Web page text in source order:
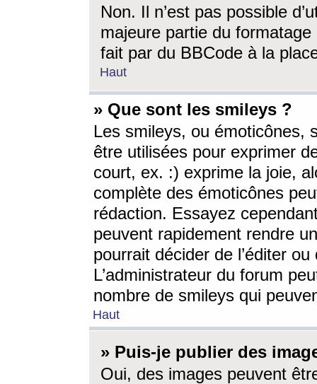
Non. Il n’est pas possible
majeure partie du
fait par du BBCode à la
Haut
» Que sont les smileys ?
Les smileys, ou émoticônes,
être utilisées pour exprimer
court, ex. :) exprime la joie,
complète des émoticônes
rédaction. Essayez
peuvent rapidement rendre
pourrait décider de l’éditer
L’administrateur du forum
nombre de smileys qui
Haut
» Puis-je publier des
Oui, des images peuvent